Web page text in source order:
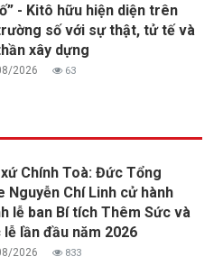
- Kitô hữu hiện diện trên
số với sự thật, tử tế và
xây dựng
2026 63
Chính Toà: Đức Tổng
Nguyễn Chí Linh cử hành
lễ ban Bí tích Thêm Sức và
lễ lần đầu năm 2026
2026 833